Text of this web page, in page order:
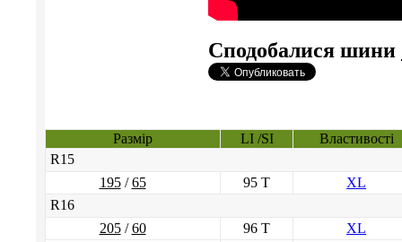
Сподобалися шини
Размір LI /SI
Властивості
R15
195/65 95 T
XL
R16
205/60 96 T
XL